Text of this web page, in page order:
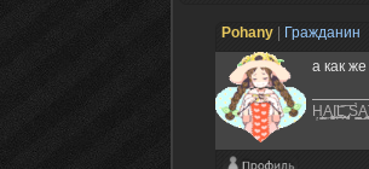
Pohany Гражданин
а как же
Ḥ̜̙̯͇A̼̮͎͚̯͉͜I̪͜͝L͍̪̻͈͞